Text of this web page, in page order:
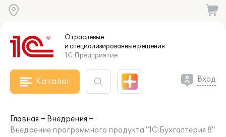
Отраслевые
и специализированныерешения
1С:Предприятие
Каталог Вход
Главная
Внедрения
Внедрение программного продукта "1С:Бухгалтерия 8"